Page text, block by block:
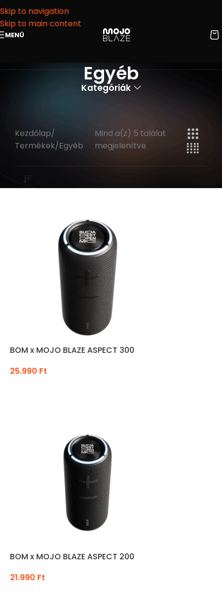
Skip to navigation
Skip to main content
MENÜ
Egyéb
Kategóriák
Kezdőlap
Termékek Egyéb
Mind a(z) 5 találat
megjelenítve
BOM x MOJO BLAZE ASPECT 300
25.990 Ft
BOM x MOJO BLAZE ASPECT 200
21.990 Ft